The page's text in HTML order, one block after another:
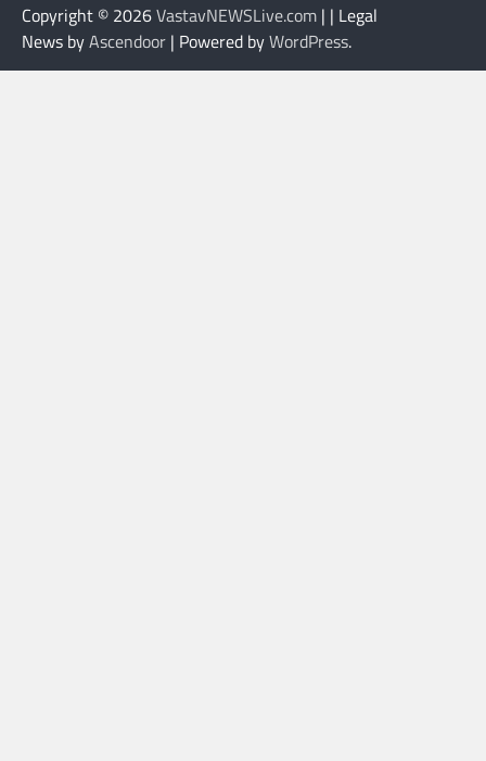
Copyright © 2026VastavNEWSLive.com | | Legal
News byAscendoor | Powered byWordPress.